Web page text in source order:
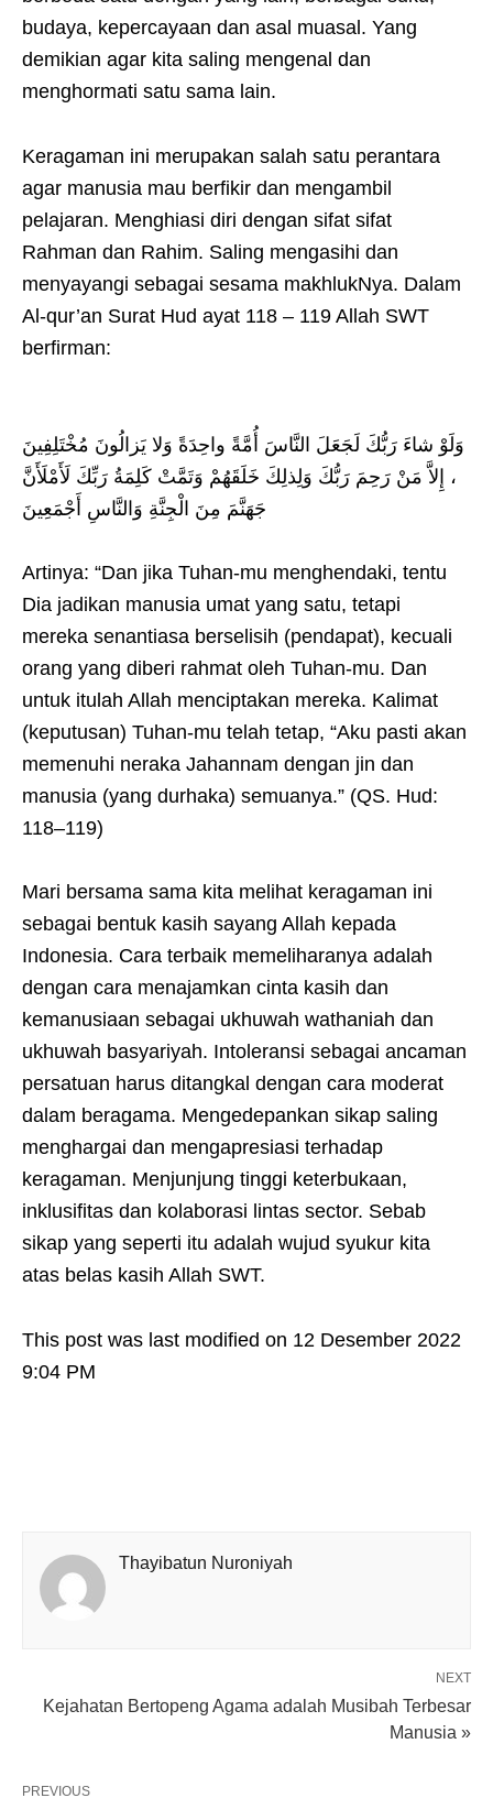
budaya, kepercayaan dan asal muasal. Yang
demikian agar kita saling mengenal dan
menghormati satu sama lain.
Keragaman ini merupakan salah satu perantara
agar manusia mau berfikir dan mengambil
pelajaran. Menghiasi diri dengan sifat sifat
Rahman dan Rahim. Saling mengasihi dan
menyayangi sebagai sesama makhlukNya. Dalam
Al-qur’an Surat Hud ayat 118 – 119 Allah SWT
berfirman:
وَلَوْ شاءَ رَبُّكَ لَجَعَلَ النَّاسَ أُمَّةً واحِدَةً وَلا يَزالُونَ مُخْتَلِفِينَ
، إِلاَّ مَنْ رَحِمَ رَبُّكَ وَلِذلِكَ خَلَقَهُمْ وَتَمَّتْ كَلِمَةُ رَبِّكَ لَأَمْلَأَنَّ
جَهَنَّمَ مِنَ الْجِنَّةِ وَالنَّاسِ أَجْمَعِينَ
Artinya: “Dan jika Tuhan-mu menghendaki, tentu
Dia jadikan manusia umat yang satu, tetapi
mereka senantiasa berselisih (pendapat), kecuali
orang yang diberi rahmat oleh Tuhan-mu. Dan
untuk itulah Allah menciptakan mereka. Kalimat
(keputusan) Tuhan-mu telah tetap, “Aku pasti akan
memenuhi neraka Jahannam dengan jin dan
manusia (yang durhaka) semuanya.” (QS. Hud:
118–119)
Mari bersama sama kita melihat keragaman ini
sebagai bentuk kasih sayang Allah kepada
Indonesia. Cara terbaik memeliharanya adalah
dengan cara menajamkan cinta kasih dan
kemanusiaan sebagai ukhuwah wathaniah dan
ukhuwah basyariyah. Intoleransi sebagai ancaman
persatuan harus ditangkal dengan cara moderat
dalam beragama. Mengedepankan sikap saling
menghargai dan mengapresiasi terhadap
keragaman. Menjunjung tinggi keterbukaan,
inklusifitas dan kolaborasi lintas sector. Sebab
sikap yang seperti itu adalah wujud syukur kita
atas belas kasih Allah SWT.
This post was last modified on 12 Desember 2022
9:04 PM
Thayibatun Nuroniyah
NEXT
Kejahatan Bertopeng Agama adalah Musibah Terbesar
Manusia »
PREVIOUS